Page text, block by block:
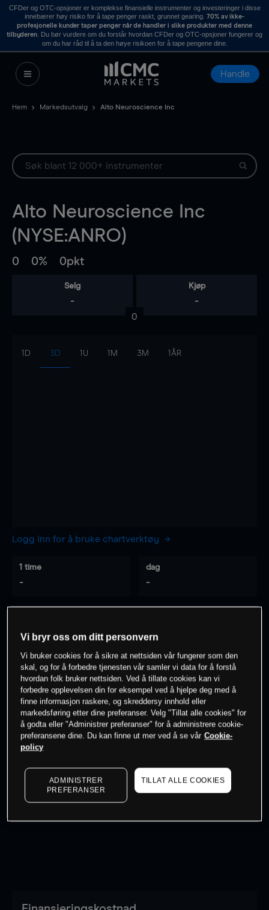
CFDer og OTC-opsjoner er komplekse finansielle instrumenter og investeringer i disse
innebærer høy risiko for å tape penger raskt, grunnet gearing. 70% av ikke-
profesjonelle kunder taper penger når de handler i slike produkter med denne
tilbyderen . Du bør vurdere om du forstår hvordan CFDer og OTC-opsjoner fungerer og
om du har råd til å ta den høye risikoen for å tape pengene dine.
Handle
Hem Markedsutvalg Alto Neuroscience Inc
Alto Neuroscience Inc
(NYSE:ANRO)
0 0% 0pkt
Selg
-
Kjøp
-
0
1D 3D 1U 1M 3M 1ÅR
Logg inn for å bruke chartverktøy
1 time
-
dag
-
- -
0% av kunder erpå dette instrumentet
Søk om konto
Kursene er veiledende.Log in
Vi bryr oss om ditt personvern
Vi bruker cookies for å sikre at nettsiden vår fungerer som den
skal, og for å forbedre tjenesten vår samler vi data for å forstå
hvordan folk bruker nettsiden. Ved å tillate cookies kan vi
forbedre opplevelsen din for eksempel ved å hjelpe deg med å
finne informasjon raskere, og skreddersy innhold eller
markedsføring etter dine preferanser. Velg "Tillat alle cookies" for
å godta eller "Administrer preferanser" for å administrere cookie-
preferansene dine. Du kan finne ut mer ved å se vår Cookie-
policy
ADMINISTRER
PREFERANSER
TILLAT ALLE COOKIES